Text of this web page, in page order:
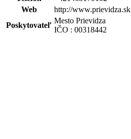
Web
http://www.prievidza.sk
Poskytovateľ
Mesto Prievidza
IČO : 00318442